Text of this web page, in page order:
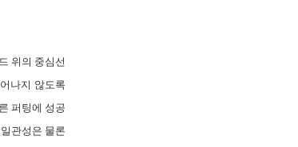
위의 중심선
나지 않도록
퍼팅에 성공
관성은 물론